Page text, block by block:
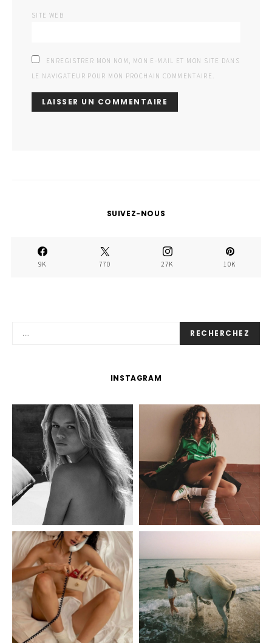
SITE WEB
ENREGISTRER MON NOM, MON E-MAIL ET MON SITE DANS
LE NAVIGATEUR POUR MON PROCHAIN COMMENTAIRE.
SUIVEZ-NOUS
9K 770 27K 10K
RECHERCHEZ
INSTAGRAM